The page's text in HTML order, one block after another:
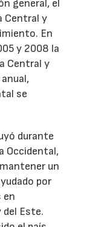
general, el
Central y
En
y 2008 la
Central y
se
durante
Occidental,
un
por
en
Este.